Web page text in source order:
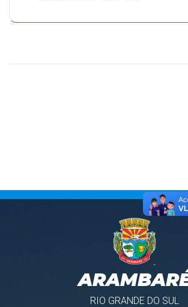
RIO GRANDE DO SUL